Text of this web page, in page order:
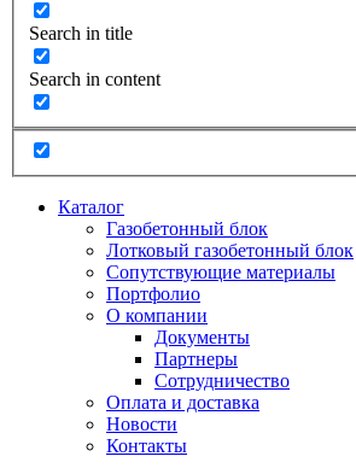
Search in title
Search in content
Каталог
Газобетонный блок
Лотковый газобетонный блок
Сопутствующие материалы
Портфолио
О компании
Документы
Партнеры
Сотрудничество
Оплата и доставка
Новости
Контакты